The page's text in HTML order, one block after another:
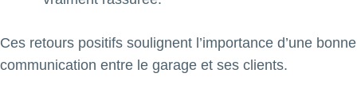
Ces retours positifs soulignent l’importance d’une bonne
communication entre le garage et ses clients.